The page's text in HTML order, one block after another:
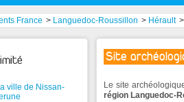
France > Languedoc-Roussillon > Hérault >
Site
Le site
région Languedoc-
ville de Nissan-